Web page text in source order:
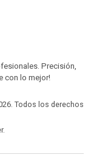
Precisión,
con lo mejor!
Todos los derechos
.